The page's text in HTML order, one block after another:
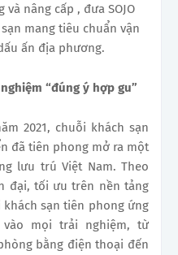
nâng cấp , đưa SOJO
mang tiêu chuẩn vận
ấn địa phương.
“đúng ý hợp gu”
2021, chuỗi khách sạn
đã tiên phong mở ra một
lưu trú Việt Nam. Theo
đại, tối ưu trên nền tảng
khách sạn tiên phong ứng
mọi trải nghiệm, từ
bằng điện thoại đến